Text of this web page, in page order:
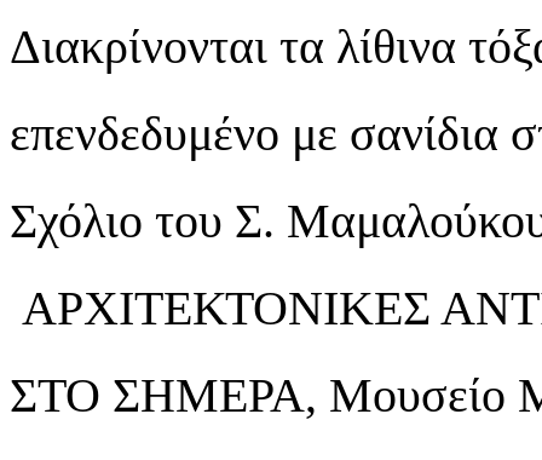
Διακρίνονται τα λίθινα
επενδεδυμένο με σανίδια
Σχόλιο του Σ.
ΑΡΧΙΤΕΚΤΟΝΙΚΕΣ
ΣΤΟ ΣΗΜΕΡΑ, Μουσείο